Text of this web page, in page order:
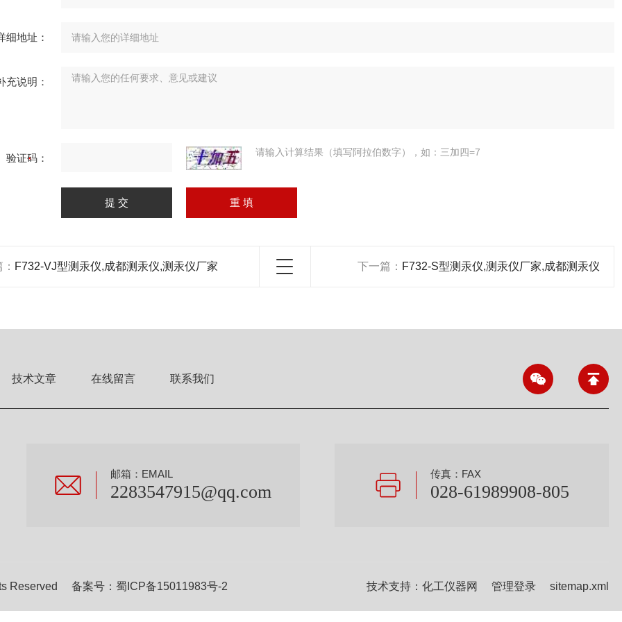
细地址：
充说明：
验证码： 请输入计算结果（填写阿拉伯数字），如：三加四=7
F732-VJ型测汞仪,成都测汞仪,测汞仪厂家 下一篇： F732-S型测汞仪,测汞仪厂家,成都测汞仪
技术文章 在线留言 联系我们
邮箱：EMAIL
2283547915@qq.com
传真：FAX
028-61989908-805
Reserved 备案号： 蜀ICP备15011983号-2 技术支持：化工仪器网 管理登录 sitemap.xml